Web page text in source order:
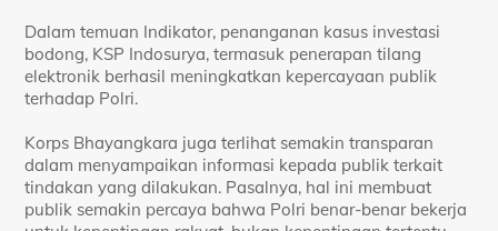
Dalam temuan Indikator, penanganan kasus investasi
bodong, KSP Indosurya, termasuk penerapan tilang
elektronik berhasil meningkatkan kepercayaan publik
terhadap Polri.
Korps Bhayangkara juga terlihat semakin transparan
dalam menyampaikan informasi kepada publik terkait
tindakan yang dilakukan. Pasalnya, hal ini membuat
publik semakin percaya bahwa Polri benar-benar bekerja